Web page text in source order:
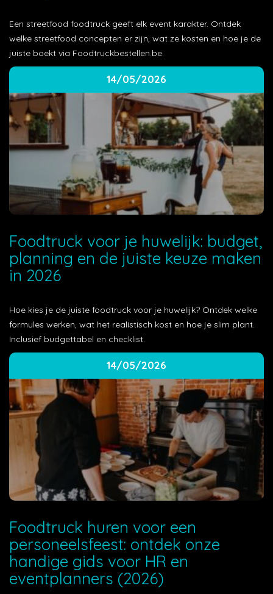
Een streetfood foodtruck geeft elk event karakter. Ontdek
welke streetfood concepten er zijn, wat ze kosten en hoe je de
juiste boekt via Foodtruckbestellen.be.
14/05/2026
Foodtruck voor je huwelijk: budget,
planning en de juiste keuze maken
in 2026
Hoe kies je de juiste foodtruck voor je huwelijk? Ontdek welke
formules werken, wat het realistisch kost en hoe je slim plant.
Inclusief budgettabel en checklist.
14/05/2026
Foodtruck huren voor een
personeelsfeest: ontdek onze
handige gids voor HR en
eventplanners (2026)